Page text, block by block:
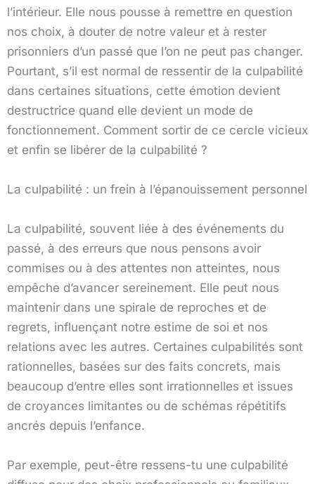
l’intérieur. Elle nous pousse à remettre en question
nos choix, à douter de notre valeur et à rester
prisonniers d’un passé que l’on ne peut pas changer.
Pourtant, s’il est normal de ressentir de la culpabilité
dans certaines situations, cette émotion devient
destructrice quand elle devient un mode de
fonctionnement. Comment sortir de ce cercle vicieux
et enfin se libérer de la culpabilité ?
La culpabilité : un frein à l’épanouissement personnel
La culpabilité, souvent liée à des événements du
passé, à des erreurs que nous pensons avoir
commises ou à des attentes non atteintes, nous
empêche d’avancer sereinement. Elle peut nous
maintenir dans une spirale de reproches et de
regrets, influençant notre estime de soi et nos
relations avec les autres. Certaines culpabilités sont
rationnelles, basées sur des faits concrets, mais
beaucoup d’entre elles sont irrationnelles et issues
de croyances limitantes ou de schémas répétitifs
ancrés depuis l’enfance.
Par exemple, peut-être ressens-tu une culpabilité